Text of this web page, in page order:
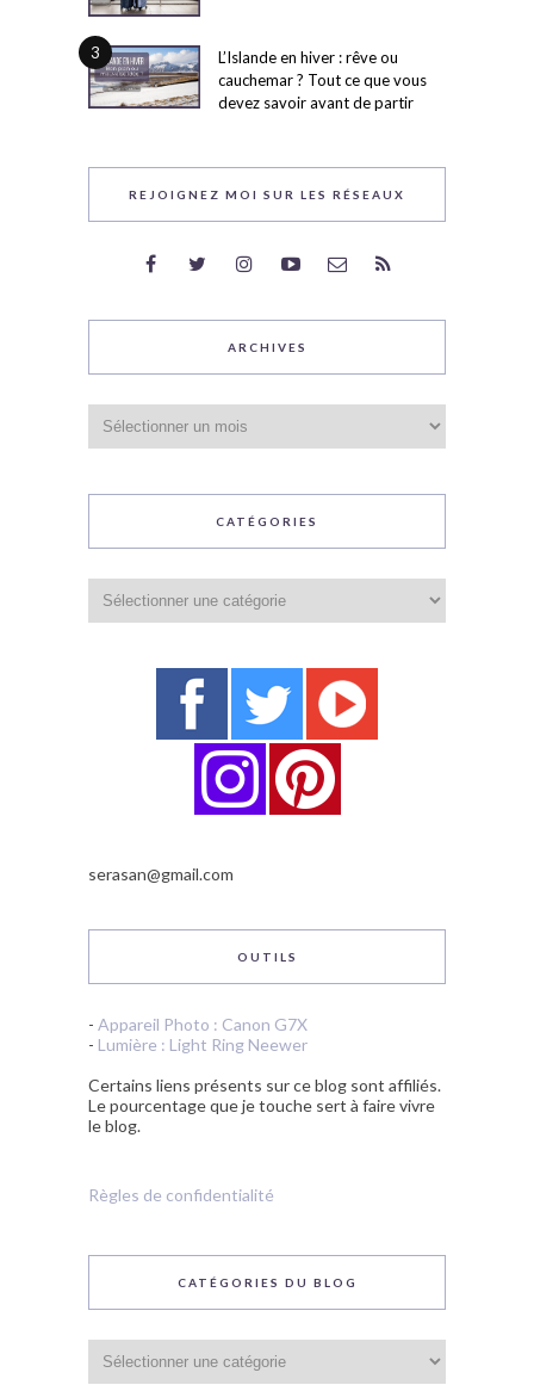
3
L’Islande en hiver : rêve ou
cauchemar ? Tout ce que vous
devez savoir avant de partir
REJOIGNEZ MOI SUR LES RÉSEAUX
ARCHIVES
CATÉGORIES
serasan@gmail.com
OUTILS
- Appareil Photo : Canon G7X
- Lumière : Light Ring Neewer
Certains liens présents sur ce blog sont affiliés.
Le pourcentage que je touche sert à faire vivre
le blog.
Règles de confidentialité
CATÉGORIES DU BLOG
du